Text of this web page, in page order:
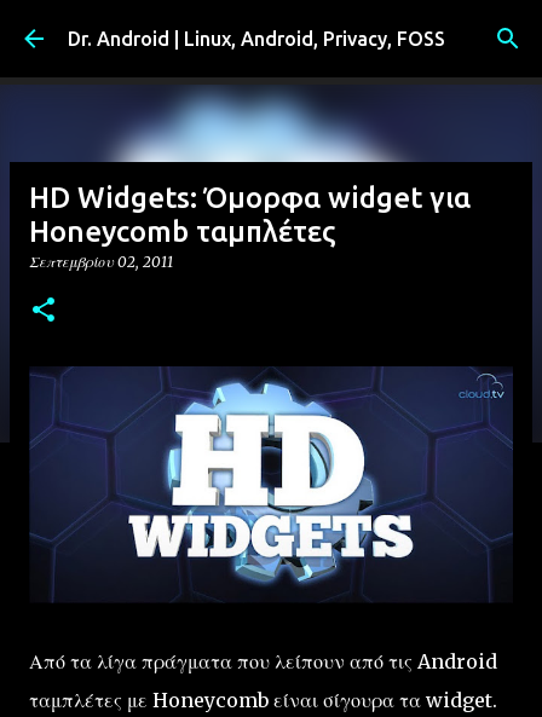
Μετάβαση στο κύριο περιεχόμενο
Dr. Android | Linux, Android, Privacy, FOSS
HD Widgets: Όμορφα widget για
Honeycomb ταμπλέτες
Σεπτεμβρίου 02, 2011
Από τα λίγα πράγματα που λείπουν από τις Android
ταμπλέτες με Honeycomb είναι σίγουρα τα widget.